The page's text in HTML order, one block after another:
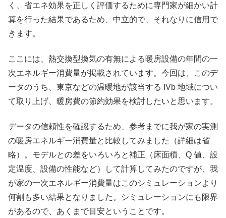
く、省エネ効果を正しく評価するために専門家が細かい計
算を行った結果であるため、中立的で、それなりに信用で
きます。
ここには、熱交換型換気の有無による暖房設備の年間の一
次エネルギー消費量が掲載されています。今回は、このデ
ータのうち、東京などの温暖地が該当する IVb 地域につい
て取り上げ、暖房費の節約効果を検討したいと思います。
データの信頼性を確認するため、参考までに我が家の実測
の暖房エネルギー消費量と比較してみました（詳細は省
略）。モデルとの差をいろいろと補正（床面積、Q 値、設
定温度、設備の性能など）して計算してみたのですが、我
が家の一次エネルギー消費量はこのシミュレーションより
何割も多い結果となりました。シミュレーションにも限界
があるので、あくまで目安ということです。